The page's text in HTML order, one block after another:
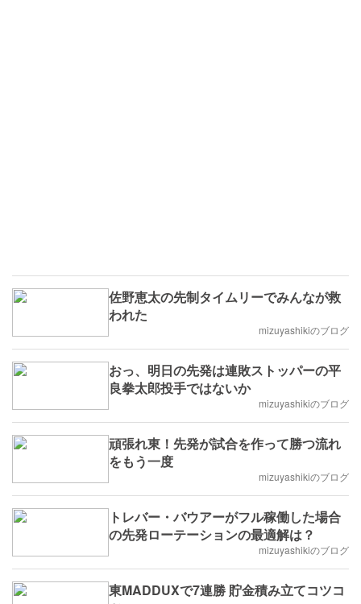
佐野恵太の先制タイムリーでみんなが救
われた
mizuyashikiのブログ
おっ、明日の先発は連敗ストッパーの平
良拳太郎投手ではないか
mizuyashikiのブログ
頑張れ東！先発が試合を作って勝つ流れ
をもう一度
mizuyashikiのブログ
トレバー・バウアーがフル稼働した場合
の先発ローテーションの最適解は？
mizuyashikiのブログ
東MADDUXで7連勝 貯金積み立てコツコ